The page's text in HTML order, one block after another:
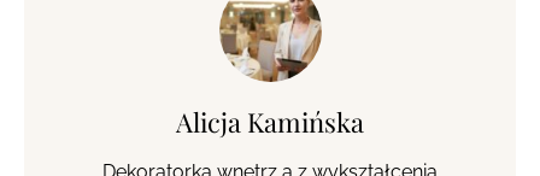
Alicja Kamińska